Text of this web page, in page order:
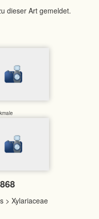
dieser Art gemeldet.
> Xylariaceae